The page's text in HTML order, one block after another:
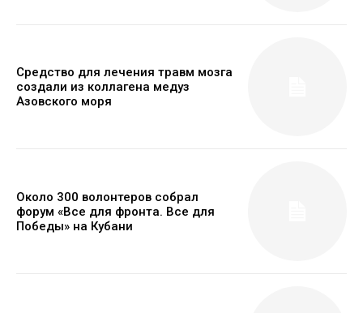
Средство для лечения травм мозга
создали из коллагена медуз
Азовского моря
Около 300 волонтеров собрал
форум «Все для фронта. Все для
Победы» на Кубани